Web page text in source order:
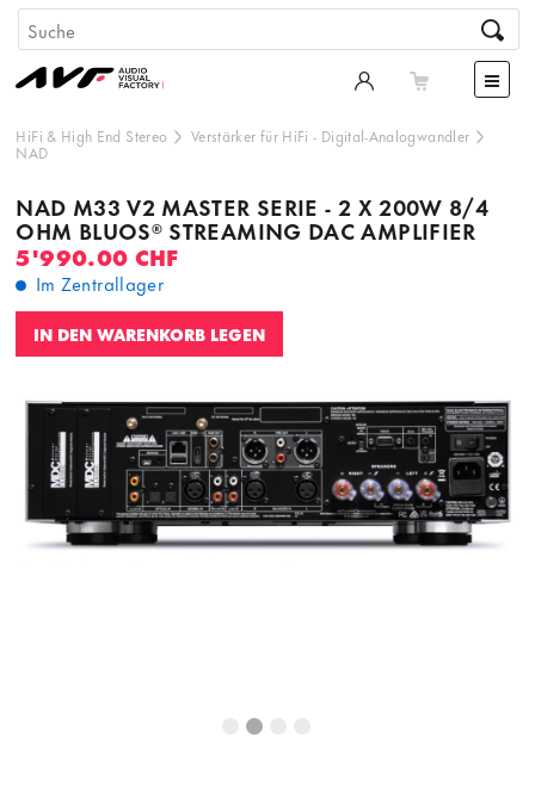
HiFi & High End Stereo Verstärker für HiFi - Digital-Analogwandler
NAD
NAD M33 V2 MASTER SERIE - 2 X 200W 8/4
OHM BLUOS® STREAMING DAC AMPLIFIER
5'990.00 CHF
Im Zentrallager
IN DEN WARENKORB LEGEN